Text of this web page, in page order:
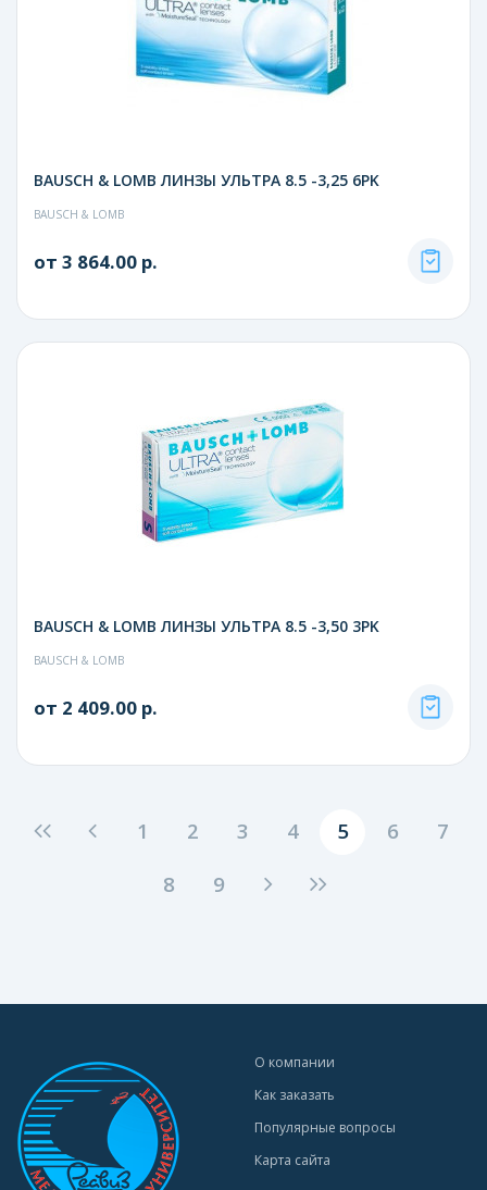
BAUSCH & LOMB ЛИНЗЫ УЛЬТРА 8.5 -3,25 6PK
BAUSCH & LOMB
от 3 864.00 р.
BAUSCH & LOMB ЛИНЗЫ УЛЬТРА 8.5 -3,50 3PK
BAUSCH & LOMB
от 2 409.00 р.
1 2 3 4 5 6
7
8
9
О компании
Как заказать
Популярные вопросы
Карта сайта